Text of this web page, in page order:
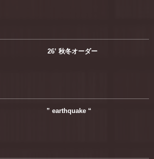
26’ 秋冬オーダー
” earthquake “